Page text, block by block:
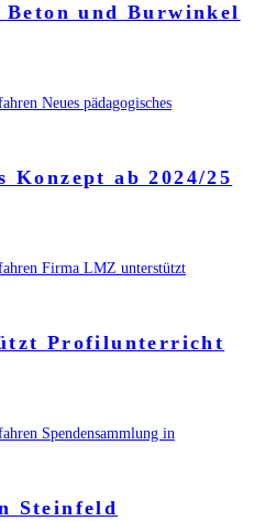
und Burwinkel
Konzept ab 2024/25
Profilunterricht
Steinfeld